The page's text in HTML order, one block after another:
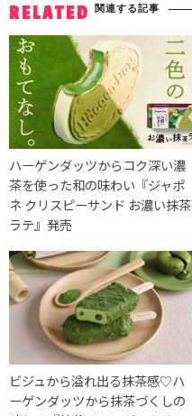
RELATED 関連する記事
ハーゲンダッツからコク深い濃
茶を使った和の味わい『ジャポ
ネ クリスピーサンド お濃い抹茶
ラテ』発売
ビジュから溢れ出る抹茶感♡ハ
ーゲンダッツから抹茶づくしの